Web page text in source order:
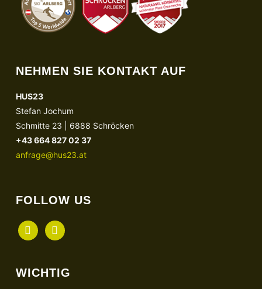
NEHMEN SIE KONTAKT AUF
HUS23
Stefan Jochum
Schmitte 23 | 6888 Schröcken
+43 664 827 02 37
anfrage@hus23.at
FOLLOW US
facebookinstagram
WICHTIG